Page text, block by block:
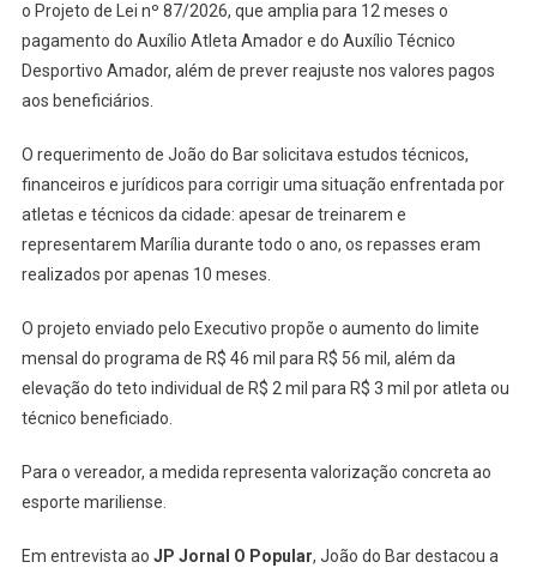
o Projeto de Lei nº 87/2026, que amplia para 12 meses o
pagamento do Auxílio Atleta Amador e do Auxílio Técnico
Desportivo Amador, além de prever reajuste nos valores pagos
aos beneficiários.
O requerimento de João do Bar solicitava estudos técnicos,
financeiros e jurídicos para corrigir uma situação enfrentada por
atletas e técnicos da cidade: apesar de treinarem e
representarem Marília durante todo o ano, os repasses eram
realizados por apenas 10 meses.
O projeto enviado pelo Executivo propõe o aumento do limite
mensal do programa de R$ 46 mil para R$ 56 mil, além da
elevação do teto individual de R$ 2 mil para R$ 3 mil por atleta ou
técnico beneficiado.
Para o vereador, a medida representa valorização concreta ao
esporte mariliense.
Em entrevista ao JP Jornal O Popular, João do Bar destacou a